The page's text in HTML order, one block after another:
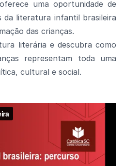
uma oportunidade de
da literatura infantil brasileira
das crianças.
literária e descubra como
representam toda uma
cultural e social.
Assista o vídeo